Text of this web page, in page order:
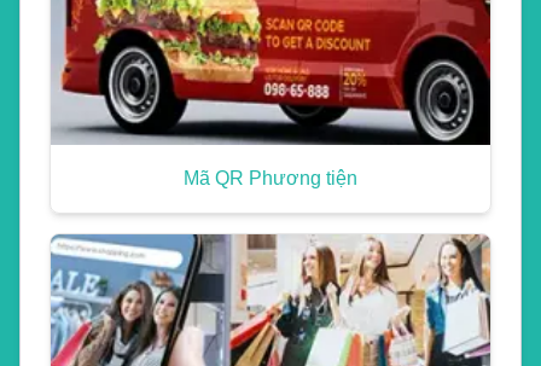
Mã QR Phương tiện